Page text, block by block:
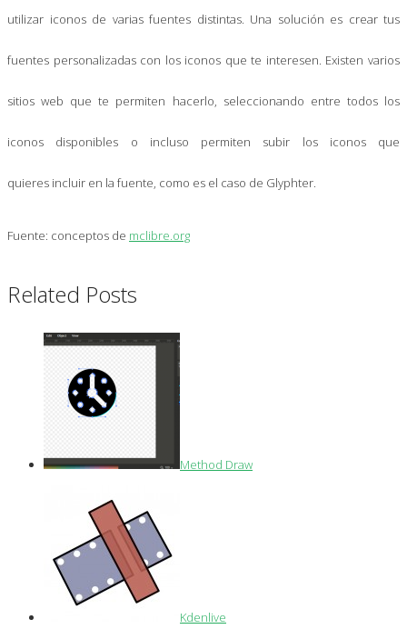
utilizar iconos de varias fuentes distintas. Una solución es crear tus
fuentes personalizadas con los iconos que te interesen. Existen varios
sitios web que te permiten hacerlo, seleccionando entre todos los
iconos disponibles o incluso permiten subir los iconos que
quieres incluir en la fuente, como es el caso de Glyphter.
Fuente: conceptos de mclibre.org
Related Posts
Method Draw
Kdenlive